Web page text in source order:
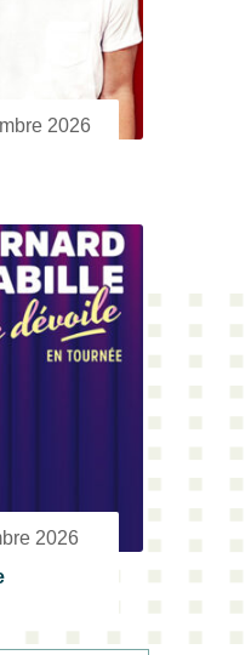
2026
2026